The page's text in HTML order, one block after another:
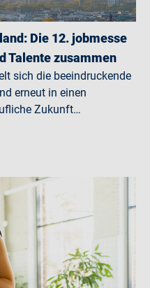
Die 12. jobmesse
Talente zusammen
sich die beeindruckende
erneut in einen
Zukunft…